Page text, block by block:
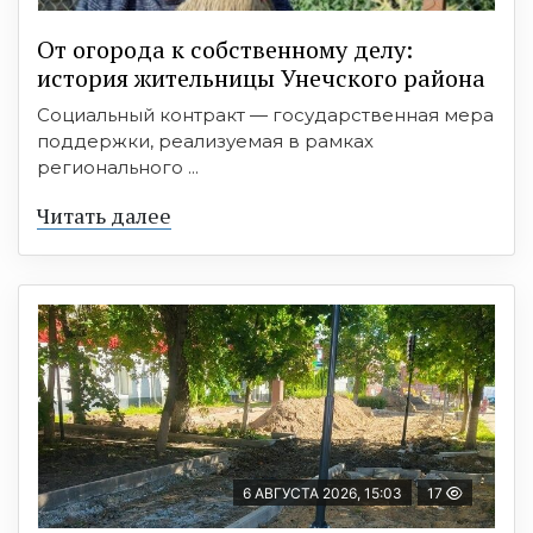
От огорода к собственному делу:
история жительницы Унечского района
Социальный контракт — государственная мера
поддержки, реализуемая в рамках
регионального ...
Читать далее
6 АВГУСТА 2026, 15:03 17